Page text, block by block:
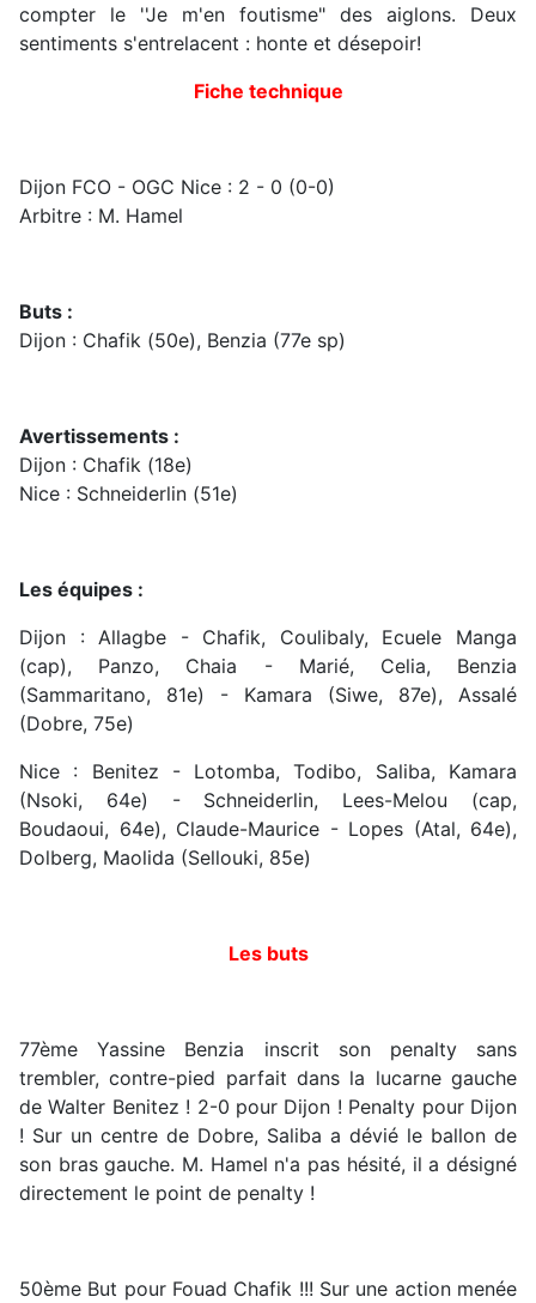
compter le ''Je m'en foutisme" des aiglons. Deux
sentiments s'entrelacent : honte et désepoir!
Fiche technique
Dijon FCO - OGC Nice : 2 - 0 (0-0)
Arbitre : M. Hamel
Buts :
Dijon : Chafik (50e), Benzia (77e sp)
Avertissements :
Dijon : Chafik (18e)
Nice : Schneiderlin (51e)
Les équipes :
Dijon : Allagbe - Chafik, Coulibaly, Ecuele Manga
(cap), Panzo, Chaia - Marié, Celia, Benzia
(Sammaritano, 81e) - Kamara (Siwe, 87e), Assalé
(Dobre, 75e)
Nice : Benitez - Lotomba, Todibo, Saliba, Kamara
(Nsoki, 64e) - Schneiderlin, Lees-Melou (cap,
Boudaoui, 64e), Claude-Maurice - Lopes (Atal, 64e),
Dolberg, Maolida (Sellouki, 85e)
Les buts
77ème Yassine Benzia inscrit son penalty sans
trembler, contre-pied parfait dans la lucarne gauche
de Walter Benitez ! 2-0 pour Dijon ! Penalty pour Dijon
! Sur un centre de Dobre, Saliba a dévié le ballon de
son bras gauche. M. Hamel n'a pas hésité, il a désigné
directement le point de penalty !
50ème But pour Fouad Chafik !!! Sur une action menée